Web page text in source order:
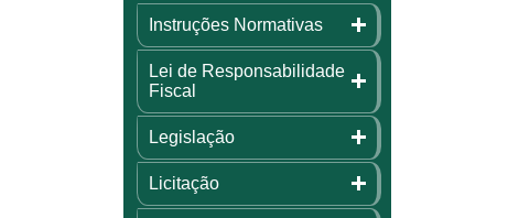
Instruções Normativas
Lei de Responsabilidade
Fiscal
Legislação
Licitação